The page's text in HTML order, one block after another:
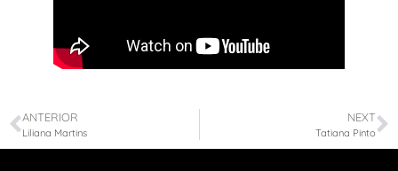
ANTERIOR
Liliana Martins
NEXT
Tatiana Pinto